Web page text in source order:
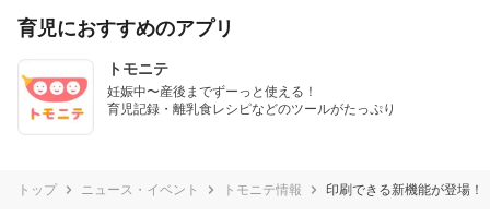
育児におすすめのアプリ
トモニテ
妊娠中〜産後までずーっと使える！
育児記録・離乳食レシピなどのツールがたっぷり
トップ ニュース・イベント トモニテ情報 印刷できる新機能が登場